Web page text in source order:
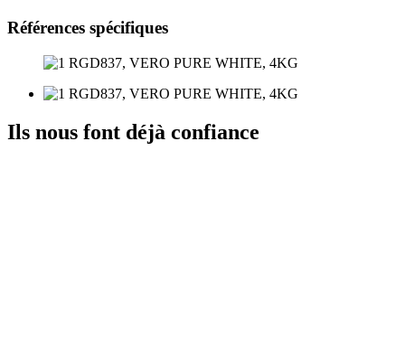
Références spécifiques
Ils nous font déjà confiance